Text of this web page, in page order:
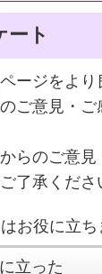
ート
ージをより
ご意見・
らのご意
了承くださ
お役に立ち
立った